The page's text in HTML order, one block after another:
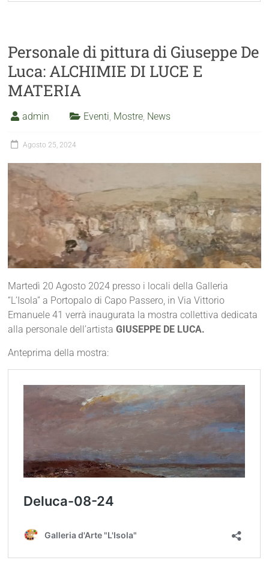
Personale di pittura di Giuseppe De
Luca: ALCHIMIE DI LUCE E
MATERIA
admin Eventi Mostre News
Agosto 25, 2024
Martedì 20 Agosto 2024 presso i locali della Galleria
“L’Isola” a Portopalo di Capo Passero, in Via Vittorio
Emanuele 41 verrà inaugurata la mostra collettiva dedicata
alla personale dell’artistaGIUSEPPE DE LUCA.
Anteprima della mostra: